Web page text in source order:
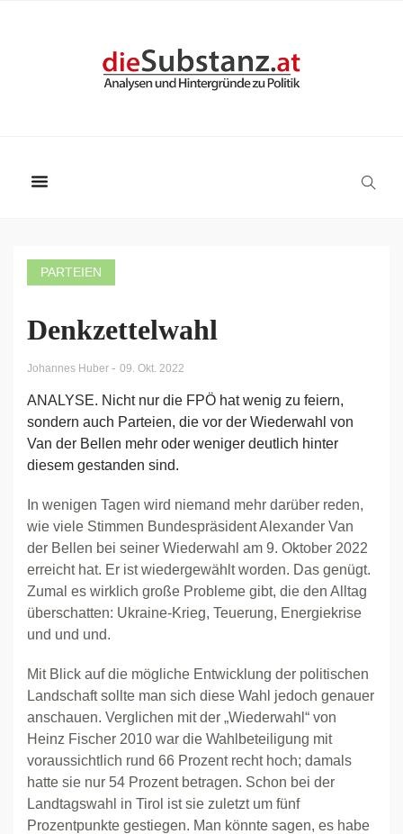
PARTEIEN
Denkzettelwahl
Johannes Huber - 09. Okt. 2022
ANALYSE. Nicht nur die FPÖ hat wenig zu feiern,
sondern auch Parteien, die vor der Wiederwahl von
Van der Bellen mehr oder weniger deutlich hinter
diesem gestanden sind.
In wenigen Tagen wird niemand mehr darüber reden,
wie viele Stimmen Bundespräsident Alexander Van
der Bellen bei seiner Wiederwahl am 9. Oktober 2022
erreicht hat. Er ist wiedergewählt worden. Das genügt.
Zumal es wirklich große Probleme gibt, die den Alltag
überschatten: Ukraine-Krieg, Teuerung, Energiekrise
und und und.
Mit Blick auf die mögliche Entwicklung der politischen
Landschaft sollte man sich diese Wahl jedoch genauer
anschauen. Verglichen mit der „Wiederwahl“ von
Heinz Fischer 2010 war die Wahlbeteiligung mit
voraussichtlich rund 66 Prozent recht hoch; damals
hatte sie nur 54 Prozent betragen. Schon bei der
Landtagswahl in Tirol ist sie zuletzt um fünf
Prozentpunkte gestiegen. Man könnte sagen, es habe